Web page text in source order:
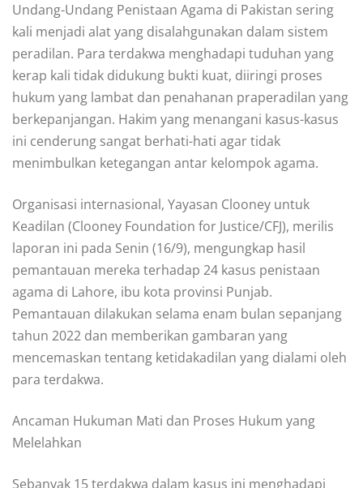
Undang-Undang Penistaan Agama di Pakistan sering
kali menjadi alat yang disalahgunakan dalam sistem
peradilan. Para terdakwa menghadapi tuduhan yang
kerap kali tidak didukung bukti kuat, diiringi proses
hukum yang lambat dan penahanan praperadilan yang
berkepanjangan. Hakim yang menangani kasus-kasus
ini cenderung sangat berhati-hati agar tidak
menimbulkan ketegangan antar kelompok agama.
Organisasi internasional, Yayasan Clooney untuk
Keadilan (Clooney Foundation for Justice/CFJ), merilis
laporan ini pada Senin (16/9), mengungkap hasil
pemantauan mereka terhadap 24 kasus penistaan
agama di Lahore, ibu kota provinsi Punjab.
Pemantauan dilakukan selama enam bulan sepanjang
tahun 2022 dan memberikan gambaran yang
mencemaskan tentang ketidakadilan yang dialami oleh
para terdakwa.
Ancaman Hukuman Mati dan Proses Hukum yang
Melelahkan
Sebanyak 15 terdakwa dalam kasus ini menghadapi